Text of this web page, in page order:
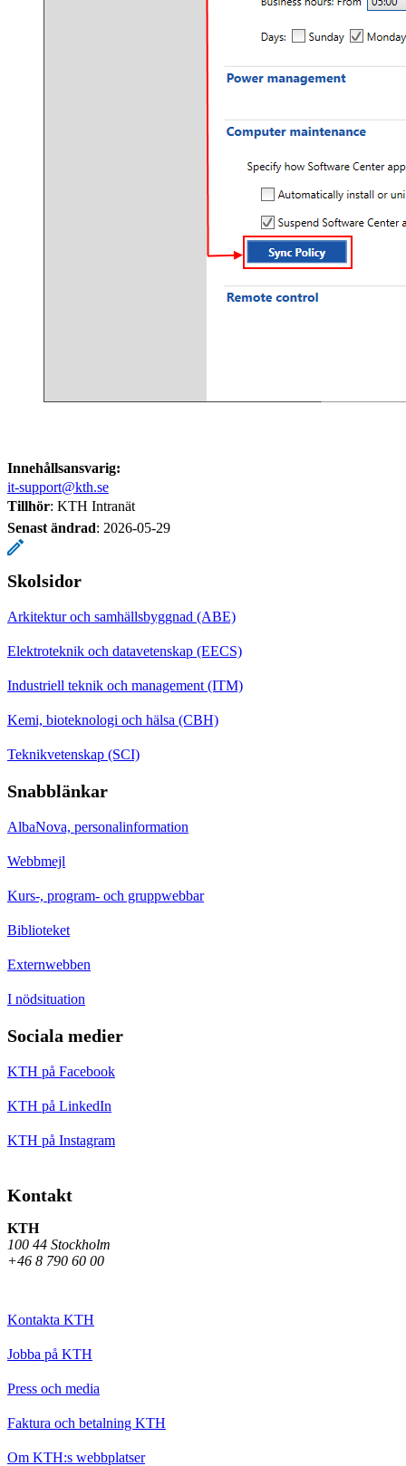
Innehållsansvarig:
it-support@kth.se
Tillhör: KTH Intranät
Senast ändrad: 2026-05-29
Skolsidor
Arkitektur och samhällsbyggnad (ABE)
Elektroteknik och datavetenskap (EECS)
Industriell teknik och management (ITM)
Kemi, bioteknologi och hälsa (CBH)
Teknikvetenskap (SCI)
Snabblänkar
AlbaNova, personalinformation
Webbmejl
Kurs-, program- och gruppwebbar
Biblioteket
Externwebben
I nödsituation
Sociala medier
KTH på Facebook
KTH på LinkedIn
KTH på Instagram
Kontakt
KTH
100 44 Stockholm
+46 8 790 60 00
Kontakta KTH
Jobba på KTH
Press och media
Faktura och betalning KTH
Om KTH:s webbplatser